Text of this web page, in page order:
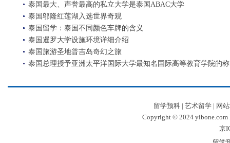
泰国最大、声誉最高的私立大学是泰国ABAC大学
泰国邬隆红莲湖入选世界奇观
泰国留学：泰国不同颜色车牌的含义
泰国暹罗大学设施环境详细介绍
泰国旅游圣地普吉岛奇幻之旅
泰国总理授予亚洲太平洋国际大学最知名国际高等教育学院的
留学预科| 艺术留学| 网
Copyright © 2024 yibone.com
京